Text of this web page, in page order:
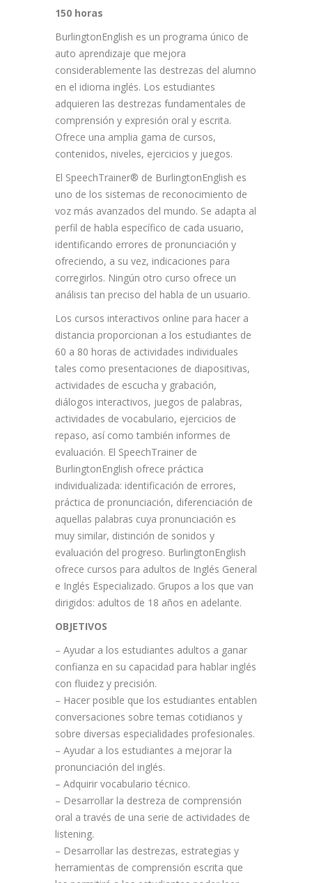
150 horas
BurlingtonEnglish es un programa único de
auto aprendizaje que mejora
considerablemente las destrezas del alumno
en el idioma inglés. Los estudiantes
adquieren las destrezas fundamentales de
comprensión y expresión oral y escrita.
Ofrece una amplia gama de cursos,
contenidos, niveles, ejercicios y juegos.
El SpeechTrainer® de BurlingtonEnglish es
uno de los sistemas de reconocimiento de
voz más avanzados del mundo. Se adapta al
perfil de habla específico de cada usuario,
identificando errores de pronunciación y
ofreciendo, a su vez, indicaciones para
corregirlos. Ningún otro curso ofrece un
análisis tan preciso del habla de un usuario.
Los cursos interactivos online para hacer a
distancia proporcionan a los estudiantes de
60 a 80 horas de actividades individuales
tales como presentaciones de diapositivas,
actividades de escucha y grabación,
diálogos interactivos, juegos de palabras,
actividades de vocabulario, ejercicios de
repaso, así como también informes de
evaluación. El SpeechTrainer de
BurlingtonEnglish ofrece práctica
individualizada: identificación de errores,
práctica de pronunciación, diferenciación de
aquellas palabras cuya pronunciación es
muy similar, distinción de sonidos y
evaluación del progreso. BurlingtonEnglish
ofrece cursos para adultos de Inglés General
e Inglés Especializado. Grupos a los que van
dirigidos: adultos de 18 años en adelante.
OBJETIVOS
– Ayudar a los estudiantes adultos a ganar
confianza en su capacidad para hablar inglés
con fluidez y precisión.
– Hacer posible que los estudiantes entablen
conversaciones sobre temas cotidianos y
sobre diversas especialidades profesionales.
– Ayudar a los estudiantes a mejorar la
pronunciación del inglés.
– Adquirir vocabulario técnico.
– Desarrollar la destreza de comprensión
oral a través de una serie de actividades de
listening.
– Desarrollar las destrezas, estrategias y
herramientas de comprensión escrita que